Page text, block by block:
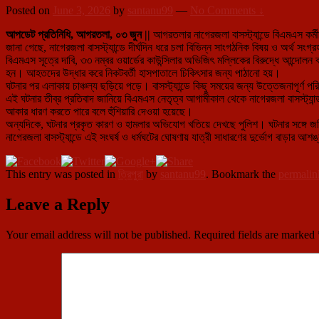
Posted on June 3, 2026 by santanu99 — No Comments ↓
আপডেট প্রতিনিধি, আগরতলা, ০৩ জুন || আগরতলার নাগেরজলা বাসস্ট্যান্ডে বিএমএস
জানা গেছে, নাগেরজলা বাসস্ট্যান্ডে দীর্ঘদিন ধরে চলা বিভিন্ন সাংগঠনিক বিষয় ও
বিএমএস সূত্রে দাবি, ৩৩ নম্বর ওয়ার্ডের কাউন্সিলার অভিজিৎ মল্লিকের বিরুদ্ধে
হন। আহতদের উদ্ধার করে নিকটবর্তী হাসপাতালে চিকিৎসার জন্য পাঠানো হয়।
ঘটনার পর এলাকায় চাঞ্চল্য ছড়িয়ে পড়ে। বাসস্ট্যান্ডে কিছু সময়ের জন্য উত্তেজনাপূর্ণ
এই ঘটনার তীব্র প্রতিবাদ জানিয়ে বিএমএস নেতৃত্ব আগামীকাল থেকে নাগেরজলা
আকার ধারণ করতে পারে বলে হুঁশিয়ারি দেওয়া হয়েছে।
অন্যদিকে, ঘটনার প্রকৃত কারণ ও হামলার অভিযোগ খতিয়ে দেখছে পুলিশ। ঘটনার সঙ্গে
নাগেরজলা বাসস্ট্যান্ডে এই সংঘর্ষ ও ধর্মঘটের ঘোষণায় যাত্রী সাধারণের দুর্ভোগ বাড়ার
This entry was posted in ত্রিপুরা by santanu99. Bookmark the
Leave a Reply
Your email address will not be published. Required fields are marked